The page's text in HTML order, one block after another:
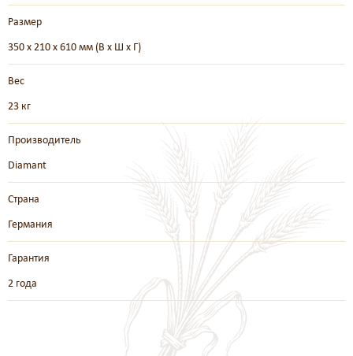
Размер
350 х 210 х 610 мм (В х Ш х Г)
Вес
23 кг
Производитель
Diamant
Страна
Германия
Гарантия
2 года